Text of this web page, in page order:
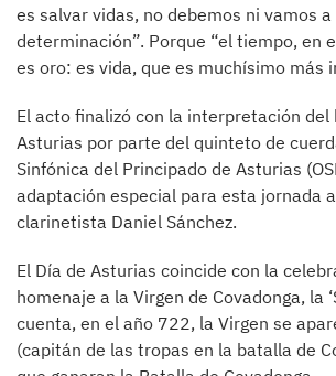
es salvar vidas, no debemos ni vamos
determinación”. Porque “el tiempo, en
es oro: es vida, que es muchísimo más
El acto finalizó con la interpretación del
Asturias por parte del quinteto de
Sinfónica del Principado de Asturias
adaptación especial para esta jornada
clarinetista Daniel Sánchez.
El Día de Asturias coincide con la
homenaje a la Virgen de Covadonga, la
cuenta, en el año 722, la Virgen se
(capitán de las tropas en la batalla de